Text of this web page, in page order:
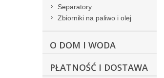
Separatory
Zbiorniki na paliwo i olej
O DOM I WODA
PŁATNOŚĆ I DOSTAWA